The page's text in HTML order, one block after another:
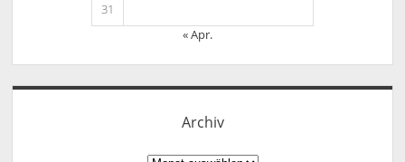
31
« Apr.
Archiv